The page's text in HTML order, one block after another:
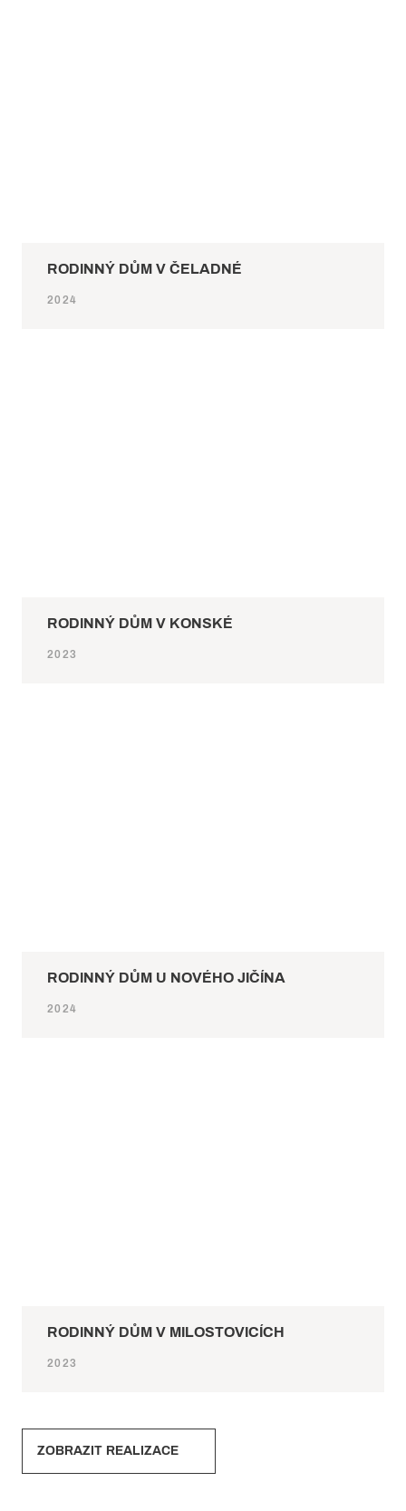
RODINNÝ DŮM V ČELADNÉ
2024
RODINNÝ DŮM V KONSKÉ
2023
RODINNÝ DŮM U NOVÉHO JIČÍNA
2024
RODINNÝ DŮM V MILOSTOVICÍCH
2023
ZOBRAZIT REALIZACE